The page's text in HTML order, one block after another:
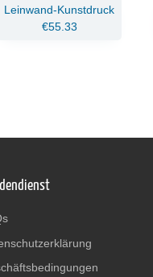
Leinwand-Kunstdruck
€55.33